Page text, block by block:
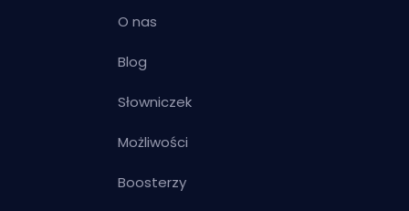
O nas
Blog
Słowniczek
Możliwości
Boosterzy